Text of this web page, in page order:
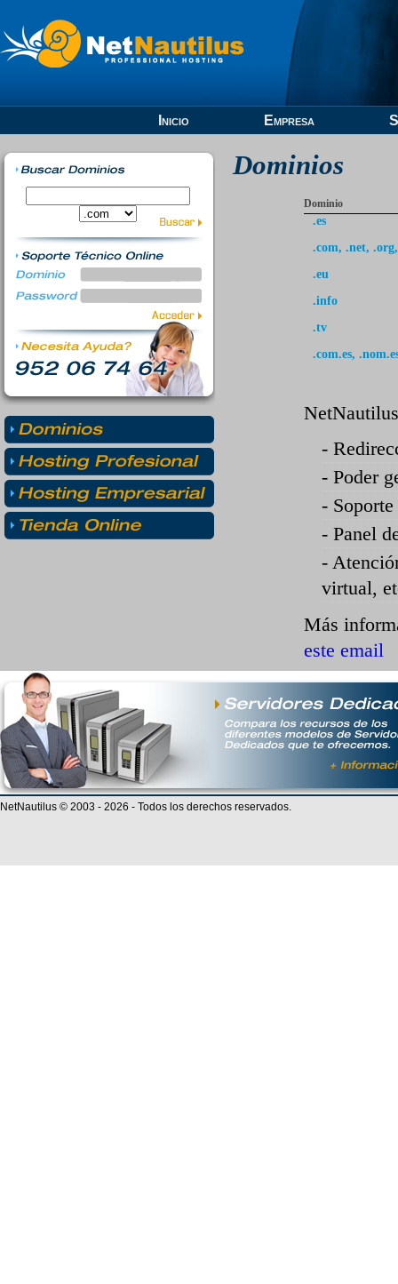
Inicio Empresa
Dominios
Dominio
.es
.com, .net,
.eu
.info
.tv
.com.es,
-
- Poder
-
- Panel
-
virtual,
Más
este email
NetNautilus © 2003 - 2026 - Todos los derechos reservados.